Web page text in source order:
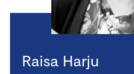
Raisa Harju